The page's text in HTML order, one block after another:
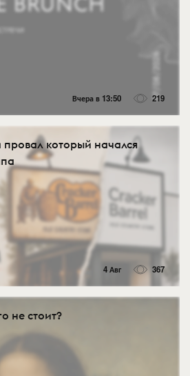
Вчера в 13:50 219
который начался
4 Авг 367
не стоит?